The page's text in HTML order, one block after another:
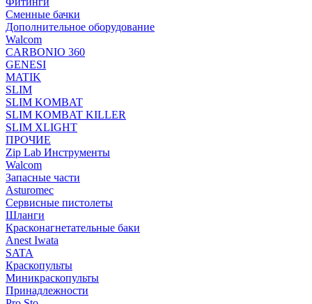
Сменные бачки
Дополнительное оборудование
Walcom
CARBONIO 360
GENESI
MATIK
SLIM
SLIM KOMBAT
SLIM KOMBAT KILLER
SLIM XLIGHT
ПРОЧИЕ
Zip Lab Инструменты
Walсom
Запасные части
Asturomec
Сервисные пистолеты
Шланги
Красконагнетательные баки
Anest Iwata
SATA
Краскопульты
Миникраскопульты
Принадлежности